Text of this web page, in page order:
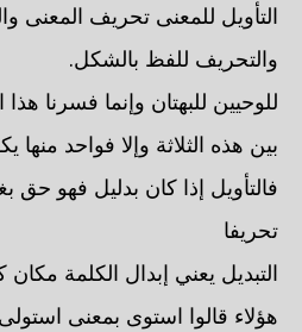
التأويل للمعنى تحريف المعنى
والتحريف للفظ بالشكل.
للوحيين للبهتان وإنما فسرنا
بين هذه الثلاثة وإلا فواحد
فالتأويل إذا كان بدليل فهو
تحريفا
التبديل يعني إبدال الكلمة
هؤلاء قالوا استوى بمعنى